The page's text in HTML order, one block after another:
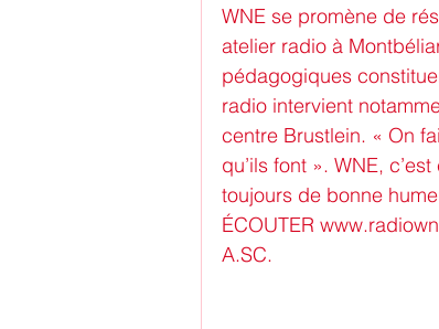
WNE se promène de
atelier radio à
pédagogiques
radio intervient
centre Brustlein. « On
qu’ils font ». WNE,
toujours de bonne
ÉCOUTER
A.SC.